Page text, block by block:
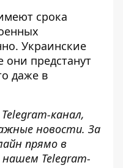
срока
Украинские
они предстанут
даже в
Telegram-канал,
новости. За
прямо в
Telegram-